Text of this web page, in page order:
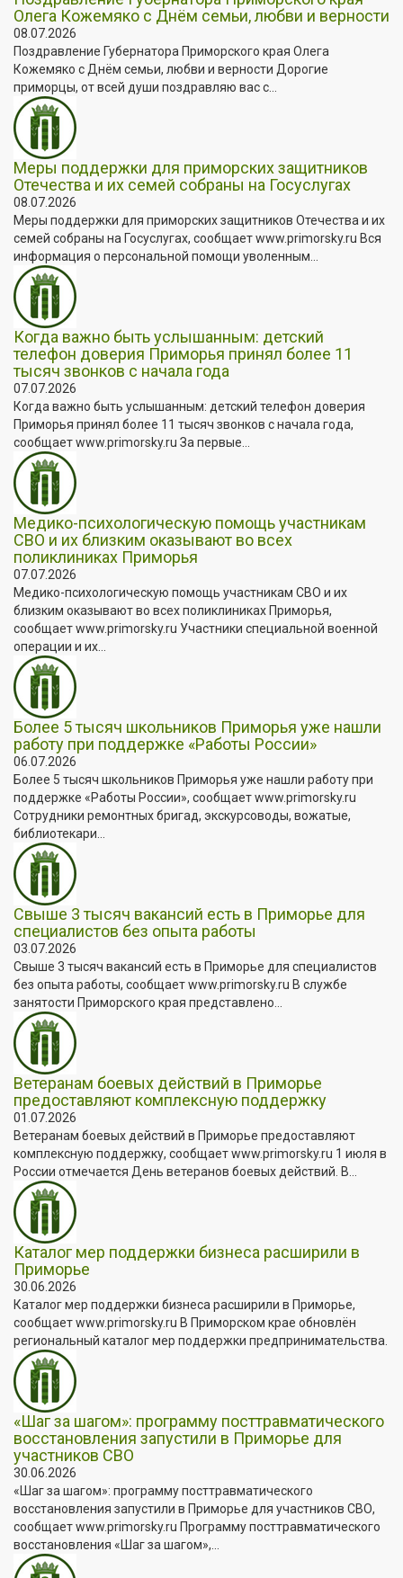
Олега Кожемяко с Днём семьи, любви и верности
08.07.2026
Поздравление Губернатора Приморского края Олега
Кожемяко с Днём семьи, любви и верности Дорогие
приморцы, от всей души поздравляю вас с...
Меры поддержки для приморских защитников
Отечества и их семей собраны на Госуслугах
08.07.2026
Меры поддержки для приморских защитников Отечества и их
семей собраны на Госуслугах, сообщает www.primorsky.ru Вся
информация о персональной помощи уволенным...
Когда важно быть услышанным: детский
телефон доверия Приморья принял более 11
тысяч звонков с начала года
07.07.2026
Когда важно быть услышанным: детский телефон доверия
Приморья принял более 11 тысяч звонков с начала года,
сообщает www.primorsky.ru За первые...
Медико-психологическую помощь участникам
СВО и их близким оказывают во всех
поликлиниках Приморья
07.07.2026
Медико-психологическую помощь участникам СВО и их
близким оказывают во всех поликлиниках Приморья,
сообщает www.primorsky.ru Участники специальной военной
операции и их...
Более 5 тысяч школьников Приморья уже нашли
работу при поддержке «Работы России»
06.07.2026
Более 5 тысяч школьников Приморья уже нашли работу при
поддержке «Работы России», сообщает www.primorsky.ru
Сотрудники ремонтных бригад, экскурсоводы, вожатые,
библиотекари...
Свыше 3 тысяч вакансий есть в Приморье для
специалистов без опыта работы
03.07.2026
Свыше 3 тысяч вакансий есть в Приморье для специалистов
без опыта работы, сообщает www.primorsky.ru В службе
занятости Приморского края представлено...
Ветеранам боевых действий в Приморье
предоставляют комплексную поддержку
01.07.2026
Ветеранам боевых действий в Приморье предоставляют
комплексную поддержку, сообщает www.primorsky.ru 1 июля в
России отмечается День ветеранов боевых действий. В...
Каталог мер поддержки бизнеса расширили в
Приморье
30.06.2026
Каталог мер поддержки бизнеса расширили в Приморье,
сообщает www.primorsky.ru В Приморском крае обновлён
региональный каталог мер поддержки предпринимательства.
«Шаг за шагом»: программу посттравматического
восстановления запустили в Приморье для
участников СВО
30.06.2026
«Шаг за шагом»: программу посттравматического
восстановления запустили в Приморье для участников СВО,
сообщает www.primorsky.ru Программу посттравматического
восстановления «Шаг за шагом»,...